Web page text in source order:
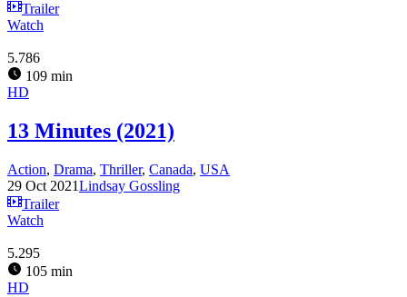
Trailer
Watch
5.786
109 min
HD
13 Minutes (2021)
Action, Drama, Thriller, Canada, USA
29 Oct 2021Lindsay Gossling
Trailer
Watch
5.295
105 min
HD